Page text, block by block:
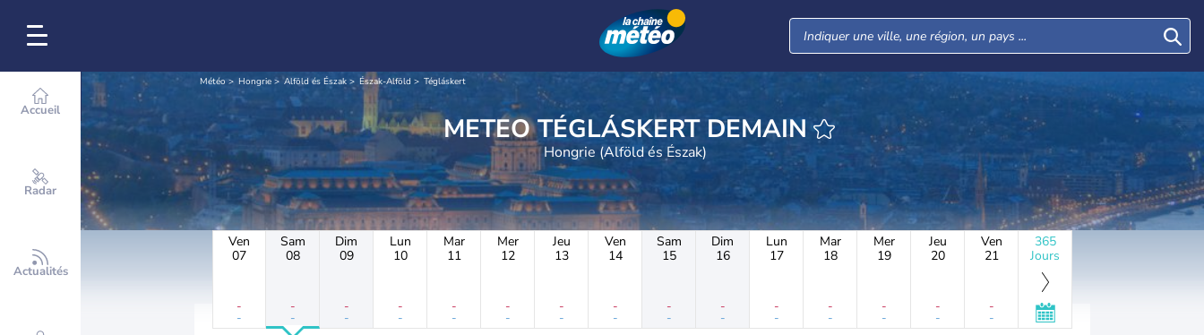
Accueil
Radar
Actualités
Météo Hongrie Alföld és Észak Észak-Alföld Tégláskert
METEO TÉGLÁSKERT DEMAIN
Hongrie (Alföld és Észak)
Ven
07
-
-
Sam
08
-
-
Dim
09
-
-
Lun
10
-
-
Mar
11
-
-
Mer
12
-
-
Jeu
13
-
-
Ven
14
-
-
Sam
15
-
-
Dim
16
-
-
Lun
17
-
-
Mar
18
-
-
Mer
19
-
-
Jeu
20
-
-
Ven
21
-
-
365
Jours